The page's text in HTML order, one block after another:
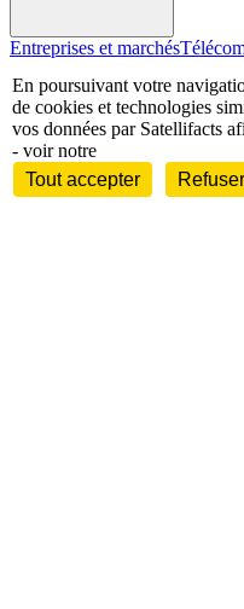
Entreprises et marchés
International
En poursuivant votre
de cookies et technologies
vos données par Satellifacts
- voir notre
Tout accepter